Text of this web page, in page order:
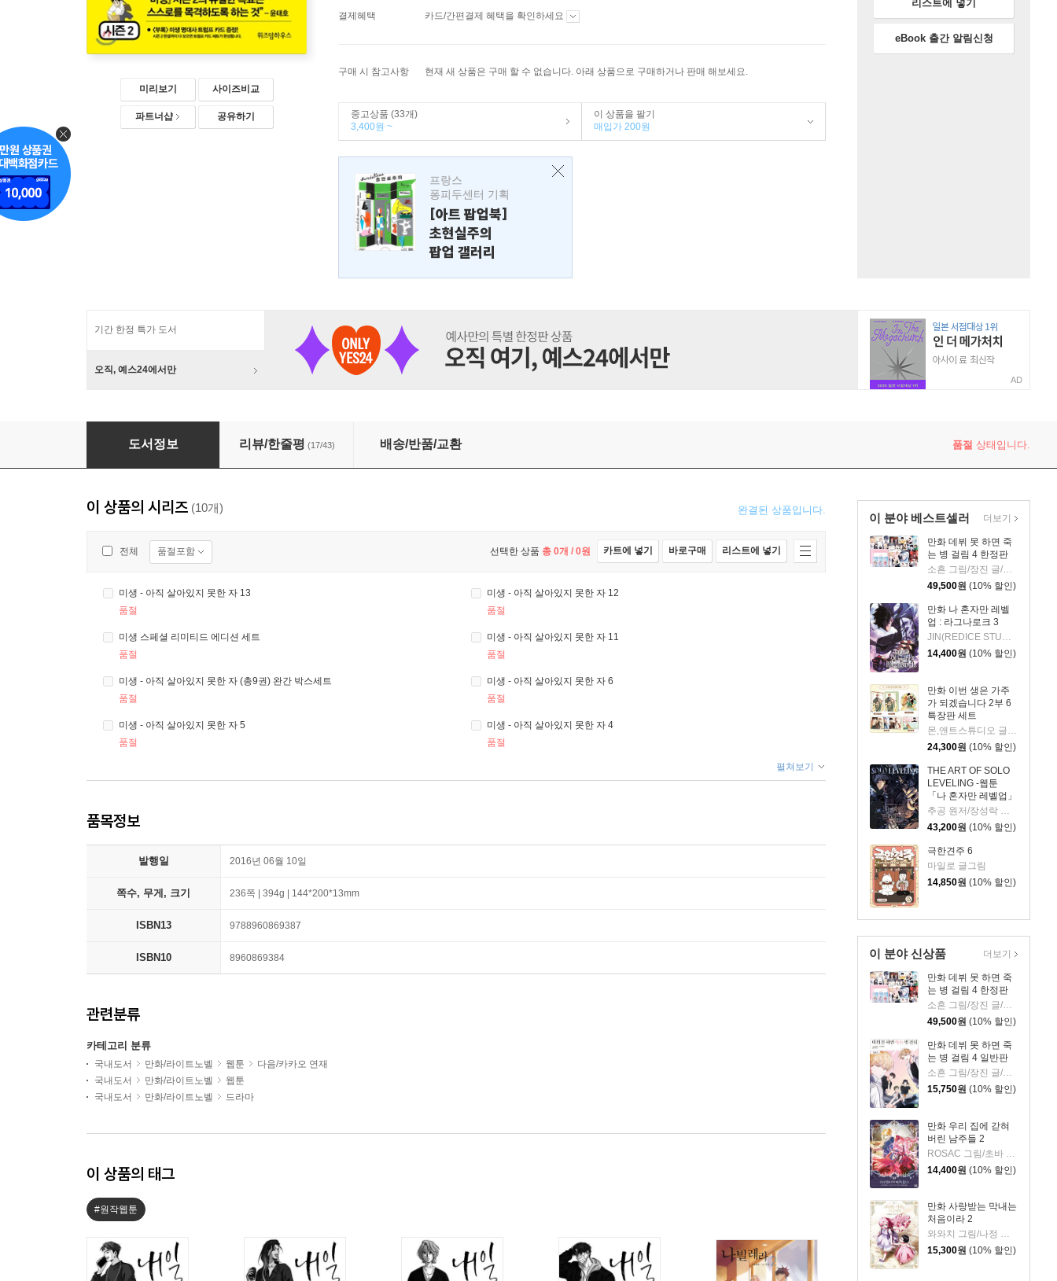
미리보기 사이즈비교
파트너샵 공유하기
결제혜택 카드/간편결제 혜택을 확인하세요
구매 시 참고사항 현재 새 상품은 구매 할 수 없습니다. 아래 상품으로 구매하거나 판매 해보세요.
중고상품 (33개)
3,400원 ~
이 상품을 팔기
매입가 200원
프랑스
퐁피두센터 기획
[아트 팝업북]
초현실주의
팝업 갤러리
리스트에 넣기
eBook 출간 알림신청
기간 한정 특가 도서
오직, 예스24에서만
AD
미생 - 아직 살아있지 못한 자 11
도서정보 리뷰/한줄평 (17/43) 배송/반품/교환 품절 상태입니다.
이 분야 베스트셀러
만화 데뷔 못 하면 죽
는 병 걸림 4 한정판
소흔 그림/장진 글/백덕수 원저
49,500원 (10% 할인)
만화 나 혼자만 레벨
업 : 라그나로크 3
JIN(REDICE STUDIO) 글그림/당도(REDICE STUDIO) 글/다울 원저
14,400원 (10% 할인)
만화 이번 생은 가주
가 되겠습니다 2부 6
특장판 세트
24,300원 (10% 할인)
THE ART OF SOLO
LEVELING -웹툰
「나 혼자만 레벨업」
공식 아트북-
43,200원 (10% 할인)
극한견주 6
마일로 글그림
14,850원 (10% 할인)
더보기
이 분야 신상품
만화 데뷔 못 하면 죽
는 병 걸림 4 한정판
소흔 그림/장진 글/백덕수 원저
49,500원 (10% 할인)
만화 데뷔 못 하면 죽
는 병 걸림 4 일반판
소흔 그림/장진 글/백덕수 원저
15,750원 (10% 할인)
만화 우리 집에 갇혀
버린 남주들 2
14,400원 (10% 할인)
만화 사랑받는 막내는
처음이라 2
와와치 그림/나정 글/미래나비 원저
15,300원 (10% 할인)
더보기
이 상품의 시리즈 (10개) 완결된 상품입니다.
전체 품절포함 선택한 상품 총 0개 / 0원 카트에 넣기 바로구매 리스트에 넣기
미생 - 아직 살아있지 못한 자 13
품절
미생 - 아직 살아있지 못한 자 12
품절
미생 스페셜 리미티드 에디션 세트
품절
미생 - 아직 살아있지 못한 자 11
품절
미생 - 아직 살아있지 못한 자 (총9권) 완간 박스세트
품절
미생 - 아직 살아있지 못한 자 6
품절
미생 - 아직 살아있지 못한 자 5
품절
미생 - 아직 살아있지 못한 자 4
품절
펼쳐보기
품목정보
발행일 2016년 06월 10일
쪽수, 무게, 크기 236쪽 | 394g | 144*200*13mm
ISBN13 9788960869387
ISBN10 8960869384
관련분류
카테고리 분류
국내도서 만화/라이트노벨 웹툰
다음/카카오 연재
국내도서
만화/라이트노벨
웹툰
국내도서
만화/라이트노벨 드라마
이 상품의 태그
#원작웹툰